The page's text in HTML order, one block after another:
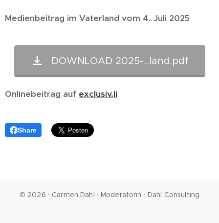
Medienbeitrag im Vaterland vom 4. Juli 2025
DOWNLOAD 2025-...land.pdf
Onlinebeitrag auf exclusiv.li
Share
© 2026 · Carmen Dahl · Moderatorin · Dahl Consulting